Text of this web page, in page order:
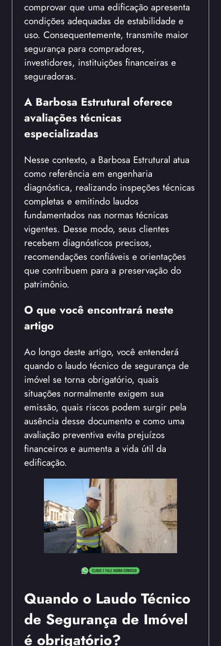
comprovar que uma edificação apresenta
condições adequadas de estabilidade e
uso. Consequentemente, transmite maior
segurança para compradores,
investidores, instituições financeiras e
seguradoras.
A Barbosa Estrutural oferece
avaliações técnicas
especializadas
Nesse contexto, a Barbosa Estrutural atua
como referência em engenharia
diagnóstica, realizando inspeções técnicas
completas e emitindo laudos
fundamentados nas normas técnicas
vigentes. Desse modo, seus clientes
recebem diagnósticos precisos,
recomendações confiáveis e orientações
que contribuem para a preservação do
patrimônio.
O que você encontrará neste
artigo
Ao longo deste artigo, você entenderá
quando o laudo técnico de segurança de
imóvel se torna obrigatório, quais
situações normalmente exigem sua
emissão, quais riscos podem surgir pela
ausência desse documento e como uma
avaliação preventiva evita prejuízos
financeiros e aumenta a vida útil da
edificação.
Quando o Laudo Técnico
de Segurança de Imóvel
é obrigatório?